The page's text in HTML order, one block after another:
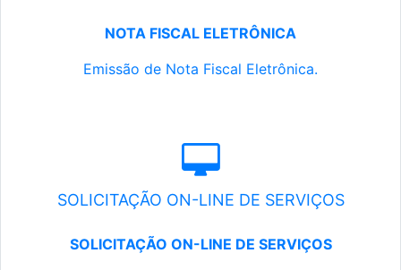
NOTA FISCAL ELETRÔNICA
Emissão de Nota Fiscal Eletrônica.
SOLICITAÇÃO ON-LINE DE SERVIÇOS
SOLICITAÇÃO ON-LINE DE SERVIÇOS